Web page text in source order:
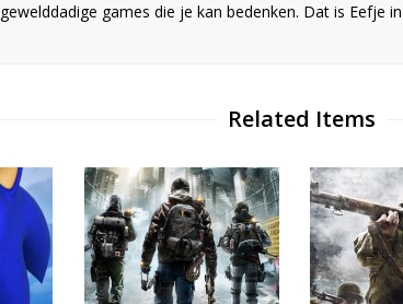
gewelddadige games die je kan bedenken. Dat is Eefje
Related Items